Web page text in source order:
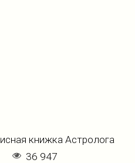
книжка Астролога
36 947